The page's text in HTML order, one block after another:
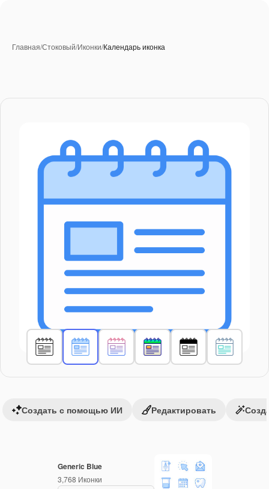
Главная/Стоковый/Иконки/Календарь иконка
Generic Blue
3,768 Иконки
Создать с помощью ИИ Редактировать